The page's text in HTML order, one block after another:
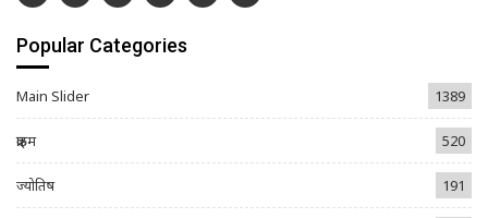
Popular Categories
Main Slider 1389
क्राइम 520
ज्योतिष 191